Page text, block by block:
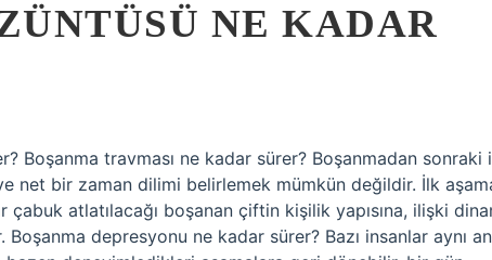
NE KADAR
Boşanma travması ne kadar sürer? Boşanmadan sonraki
net bir zaman dilimi belirlemek mümkün değildir. İlk
çabuk atlatılacağı boşanan çiftin kişilik yapısına, ilişki
Boşanma depresyonu ne kadar sürer? Bazı insanlar aynı